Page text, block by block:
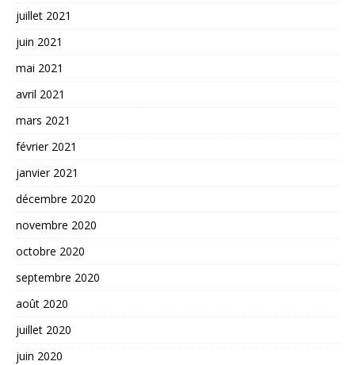
juillet 2021
juin 2021
mai 2021
avril 2021
mars 2021
février 2021
janvier 2021
décembre 2020
novembre 2020
octobre 2020
septembre 2020
août 2020
juillet 2020
juin 2020